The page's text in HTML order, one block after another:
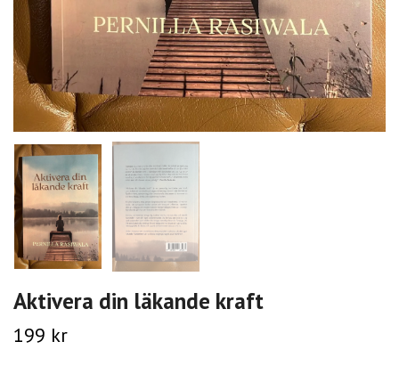
Aktivera din läkande kraft
199 kr